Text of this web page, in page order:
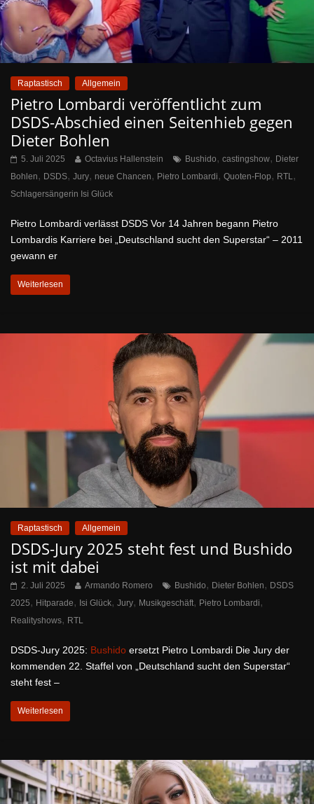
Raptastisch Allgemein
Pietro Lombardi veröffentlicht zum
DSDS-Abschied einen Seitenhieb gegen
Dieter Bohlen
5. Juli 2025 Octavius Hallenstein Bushido, castingshow, Dieter
Bohlen, DSDS, Jury, neue Chancen, Pietro Lombardi, Quoten-Flop, RTL ,
Schlagersängerin Isi Glück
Pietro Lombardi verlässt DSDS Vor 14 Jahren begann Pietro
Lombardis Karriere bei „Deutschland sucht den Superstar“ – 2011
gewann er
Weiterlesen
Raptastisch Allgemein
DSDS-Jury 2025 steht fest und Bushido
ist mit dabei
2. Juli 2025 Armando Romero Bushido, Dieter Bohlen, DSDS
2025, Hitparade, Isi Glück, Jury, Musikgeschäft, Pietro Lombardi,
Realityshows, RTL
DSDS-Jury 2025: Bushido ersetzt Pietro Lombardi Die Jury der
kommenden 22. Staffel von „Deutschland sucht den Superstar“
steht fest –
Weiterlesen